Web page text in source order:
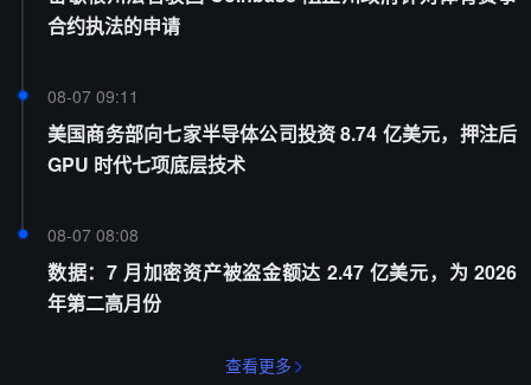
合约执法的申请
08-07 09:11
美国商务部向七家半导体公司投资 8.74 亿美元，押注后
GPU 时代七项底层技术
08-07 08:08
数据：7 月加密资产被盗金额达 2.47 亿美元，为 2026
年第二高月份
查看更多